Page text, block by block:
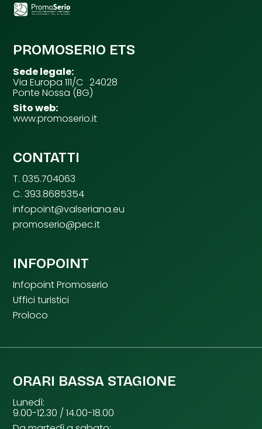
PROMOSERIO ETS
Sede legale:
Via Europa 111/C 24028
Ponte Nossa (BG)
Sito web:
www.promoserio.it
CONTATTI
T. 035.704063
C. 393.8685354
infopoint@valseriana.eu
promoserio@pec.it
INFOPOINT
Infopoint Promoserio
Uffici turistici
Proloco
ORARI BASSA STAGIONE
Lunedì:
9.00-12.30 / 14.00-18.00